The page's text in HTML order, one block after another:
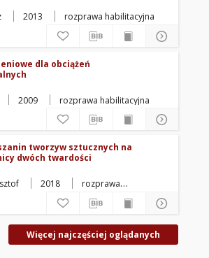
2013 rozprawa habilitacyjna
dla obciążeń
2009 rozprawa habilitacyjna
tworzyw sztucznych na
dwóch twardości
2018
rozprawa
Więcej najczęściej oglądanych